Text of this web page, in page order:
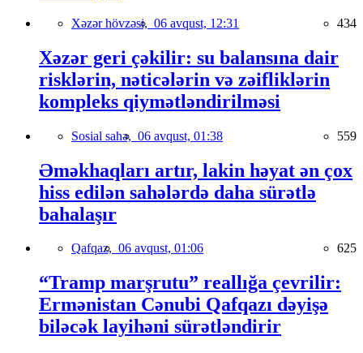
Xəzər hövzəsi, 06 avqust, 12:31 434
Xəzər geri çəkilir: su balansına dair
risklərin, nəticələrin və zəifliklərin
kompleks qiymətləndirilməsi
Sosial sahə, 06 avqust, 01:38 559
Əməkhaqları artır, lakin həyat ən çox
hiss edilən sahələrdə daha sürətlə
bahalaşır
Qafqaz, 06 avqust, 01:06 625
“Tramp marşrutu” reallığa çevrilir:
Ermənistan Cənubi Qafqazı dəyişə
biləcək layihəni sürətləndirir